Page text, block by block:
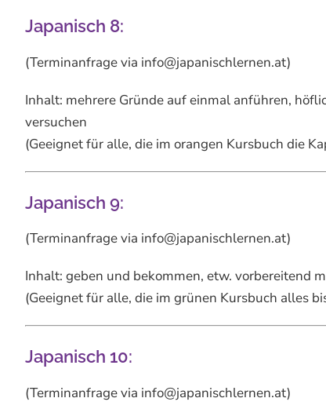
Japanisch 8:
(Terminanfrage via info@japanischlernen.at)
Inhalt: mehrere Gründe auf einmal anführen,
versuchen
(Geeignet für alle, die im orangen Kursbuch die
Japanisch 9:
(Terminanfrage via info@japanischlernen.at)
Inhalt: geben und bekommen, etw. vorbereitend
(Geeignet für alle, die im grünen Kursbuch alles
Japanisch 10:
(Terminanfrage via info@japanischlernen.at)